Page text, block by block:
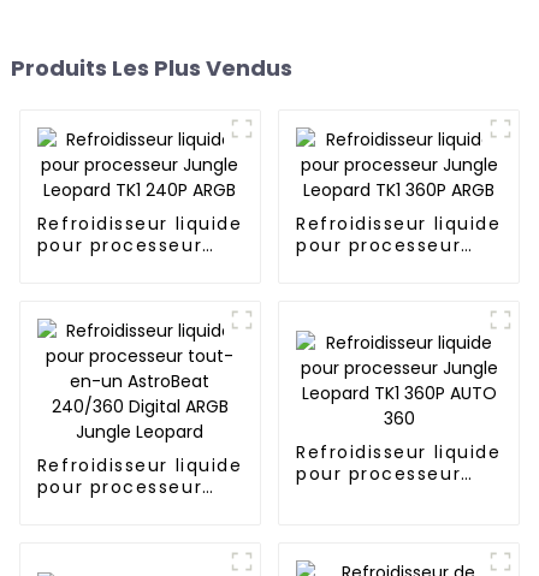
Produits Les Plus Vendus
Refroidisseur liquide
pour processeur
Refroidisseur liquide
pour processeur
Refroidisseur liquide
pour processeur
Digital ARGB Jungle
Refroidisseur liquide
pour processeur